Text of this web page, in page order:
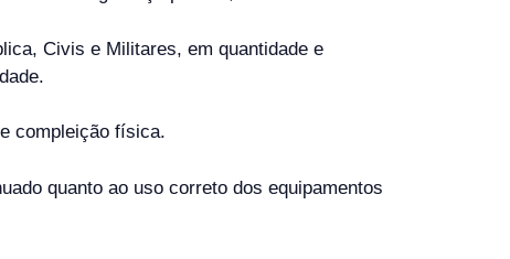
Civis e Militares, em quantidade e
compleição física.
quanto ao uso correto dos equipamentos